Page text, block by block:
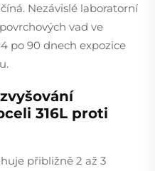
Nezávislé laboratorní
vad ve
po 90 dnech expozice
316L proti
přibližně 2 až 3